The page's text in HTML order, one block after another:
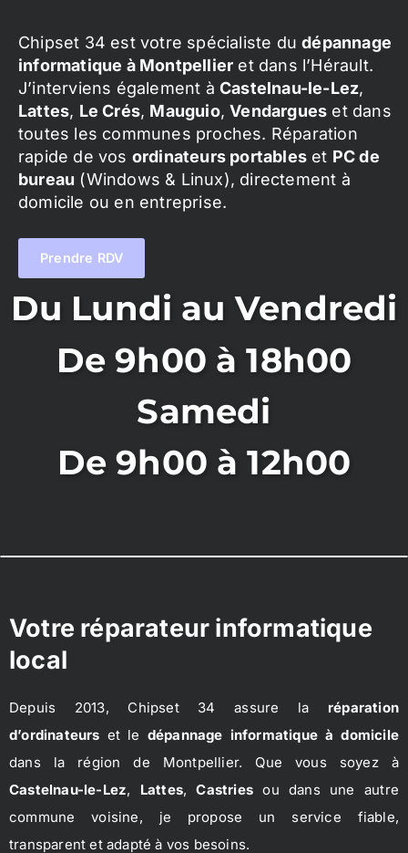
Chipset 34 est votre spécialiste dudépannage
informatique à Montpellier et dans l’Hérault.
J’interviens également à Castelnau-le-Lez,
Lattes, Le Crés, Mauguio,Vendargues et dans
toutes les communes proches. Réparation
rapide de vos ordinateurs portables et PC de
bureau (Windows & Linux), directement à
domicile ou en entreprise.
Prendre RDV
Du Lundi au Vendredi
De 9h00 à 18h00
Samedi
De 9h00 à 12h00
Votre réparateur informatique
local
Depuis 2013, Chipset 34 assure la réparation
d’ordinateurs et le dépannage informatique à domicile
dans la région de Montpellier. Que vous soyez à
Castelnau-le-Lez, Lattes,Castries ou dans une autre
commune voisine, je propose un service fiable,
transparent et adapté à vos besoins.